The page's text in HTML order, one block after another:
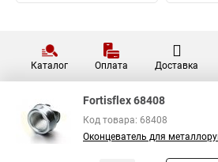
Каталог Оплата Доставка
Fortisflex 68408
Код товара: 68408
Оконцеватель для